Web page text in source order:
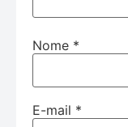
Nome *
E-mail *